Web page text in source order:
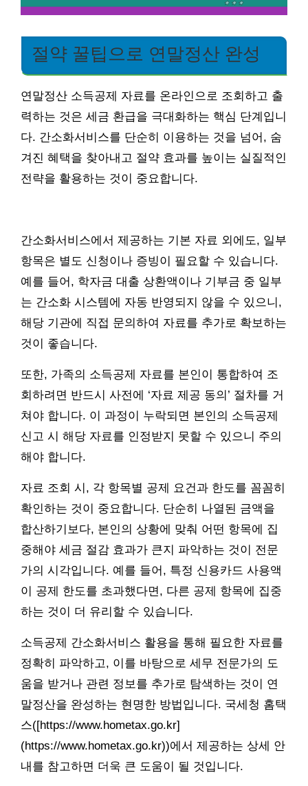
절약 꿀팁으로 연말정산 완성
연말정산 소득공제 자료를 온라인으로 조회하고 출
력하는 것은 세금 환급을 극대화하는 핵심 단계입니
다. 간소화서비스를 단순히 이용하는 것을 넘어, 숨
겨진 혜택을 찾아내고 절약 효과를 높이는 실질적인
전략을 활용하는 것이 중요합니다.
간소화서비스에서 제공하는 기본 자료 외에도, 일부
항목은 별도 신청이나 증빙이 필요할 수 있습니다.
예를 들어, 학자금 대출 상환액이나 기부금 중 일부
는 간소화 시스템에 자동 반영되지 않을 수 있으니,
해당 기관에 직접 문의하여 자료를 추가로 확보하는
것이 좋습니다.
또한, 가족의 소득공제 자료를 본인이 통합하여 조
회하려면 반드시 사전에 ‘자료 제공 동의’ 절차를 거
쳐야 합니다. 이 과정이 누락되면 본인의 소득공제
신고 시 해당 자료를 인정받지 못할 수 있으니 주의
해야 합니다.
자료 조회 시, 각 항목별 공제 요건과 한도를 꼼꼼히
확인하는 것이 중요합니다. 단순히 나열된 금액을
합산하기보다, 본인의 상황에 맞춰 어떤 항목에 집
중해야 세금 절감 효과가 큰지 파악하는 것이 전문
가의 시각입니다. 예를 들어, 특정 신용카드 사용액
이 공제 한도를 초과했다면, 다른 공제 항목에 집중
하는 것이 더 유리할 수 있습니다.
소득공제 간소화서비스 활용을 통해 필요한 자료를
정확히 파악하고, 이를 바탕으로 세무 전문가의 도
움을 받거나 관련 정보를 추가로 탐색하는 것이 연
말정산을 완성하는 현명한 방법입니다. 국세청 홈택
스([https://www.hometax.go.kr]
(https://www.hometax.go.kr))에서 제공하는 상세 안
내를 참고하면 더욱 큰 도움이 될 것입니다.